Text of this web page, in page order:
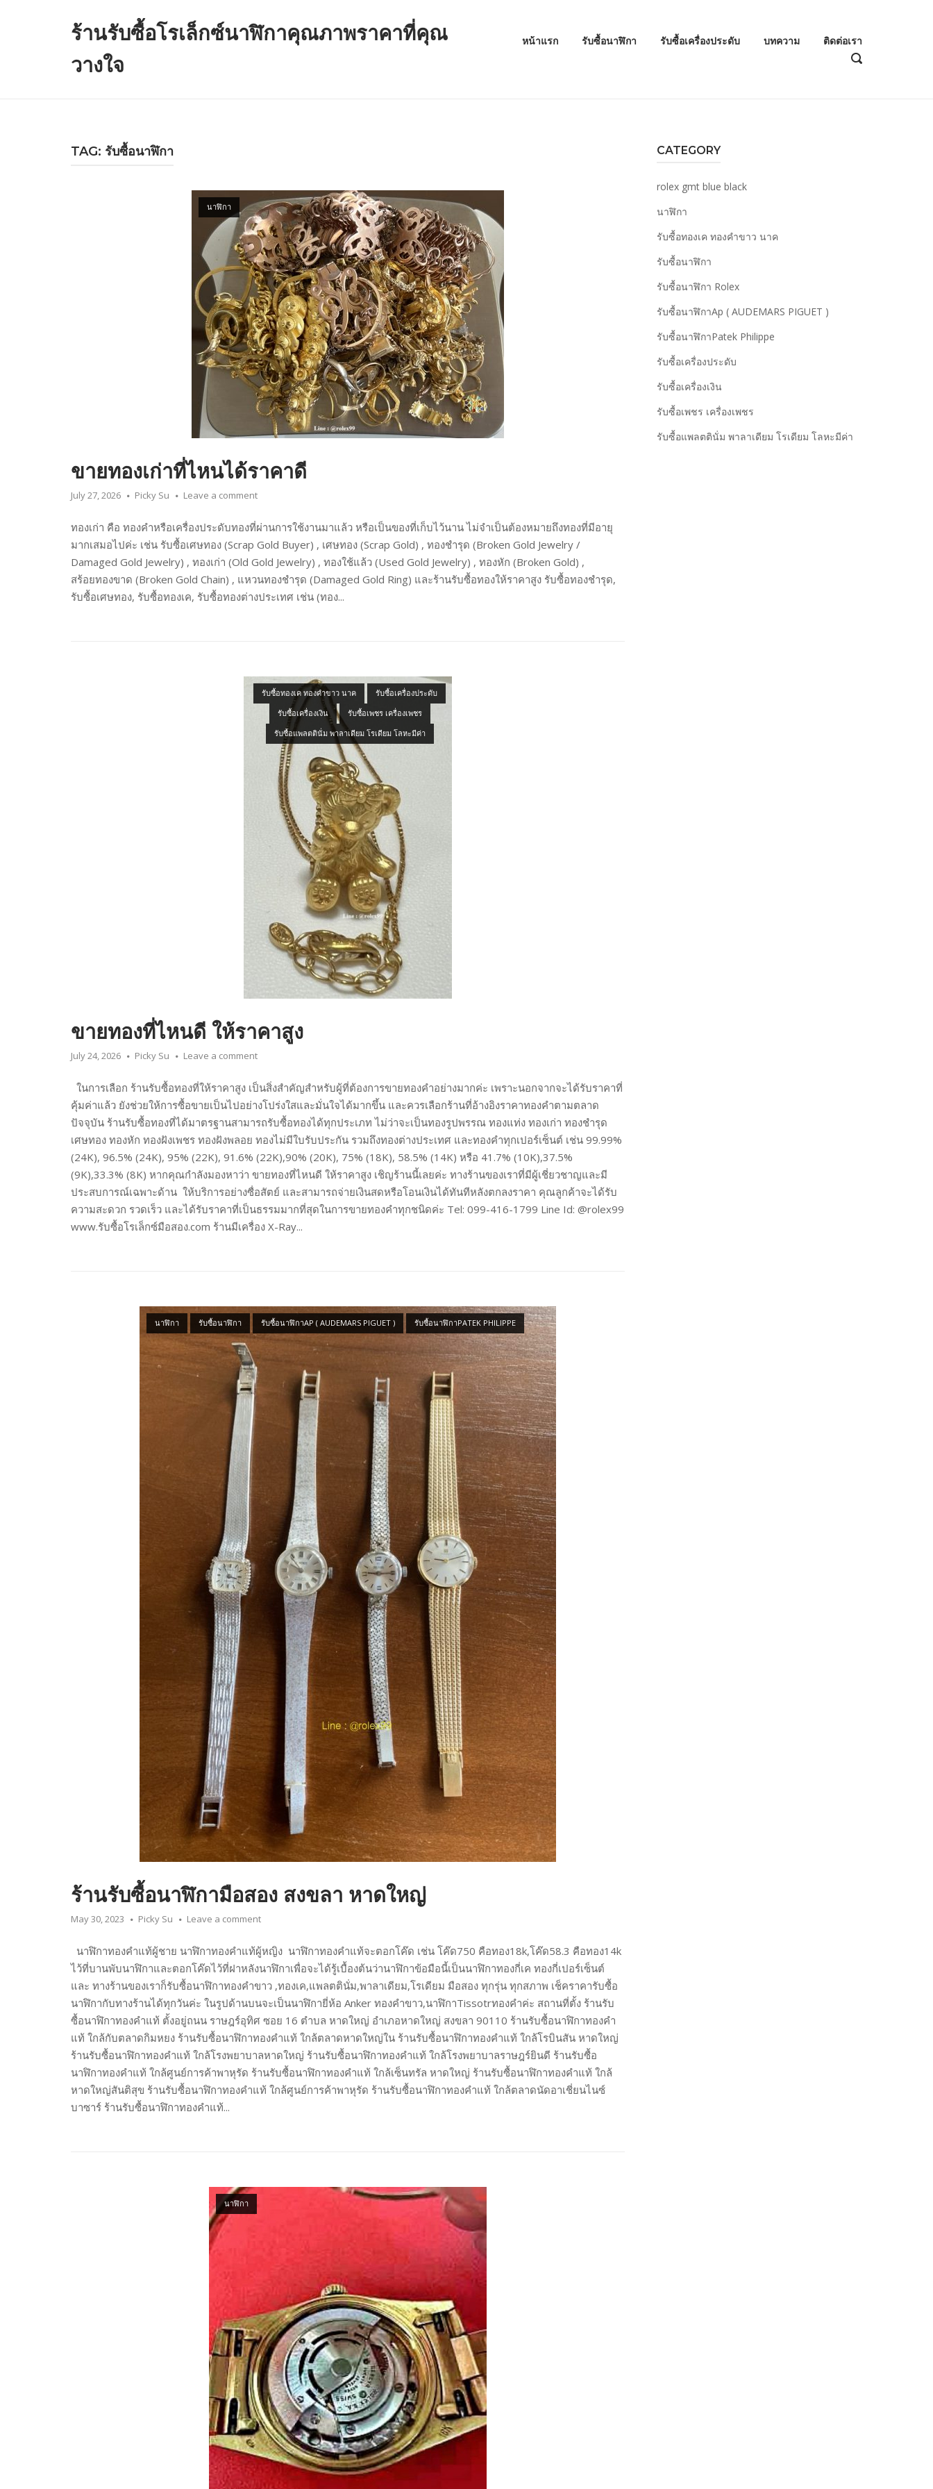
ร้านรับซื้อโรเล็กซ์นาฬิกาคุณภาพราคาที่คุณ
วางใจ
หน้าแรก รับซื้อนาฬิกา รับซื้อเครื่องประดับ บทความ ติดต่อเรา
OPEN
TAG: รับซื้อนาฬิกา
นาฬิกา
Open post
ขายทองเก่าที่ไหนได้ราคาดี
July 27, 2026 Picky Su Leave a comment
ทองเก่า คือ ทองคำหรือเครื่องประดับทองที่ผ่านการใช้งานมาแล้ว หรือเป็นของที่เก็บไว้นาน ไม่จำเป็นต้องหมายถึงทองที่มีอายุ
มากเสมอไปค่ะ เช่น รับซื้อเศษทอง (Scrap Gold Buyer) , เศษทอง (Scrap Gold) , ทองชำรุด (Broken Gold Jewelry /
Damaged Gold Jewelry) , ทองเก่า (Old Gold Jewelry) , ทองใช้แล้ว (Used Gold Jewelry) , ทองหัก (Broken Gold) ,
สร้อยทองขาด (Broken Gold Chain) , แหวนทองชำรุด (Damaged Gold Ring) และร้านรับซื้อทองให้ราคาสูง รับซื้อทองชำรุด,
รับซื้อเศษทอง, รับซื้อทองเค, รับซื้อทองต่างประเทศ เช่น (ทอง...
รับซื้อทองเค ทองคำขาว นาค
รับซื้อเครื่องประดับ
รับซื้อเครื่องเงิน
รับซื้อเพชร เครื่องเพชร
รับซื้อแพลตตินั่ม พาลาเดียม โรเดียม โลหะมีค่า
Open post
ขายทองที่ไหนดี ให้ราคาสูง
July 24, 2026 Picky Su Leave a comment
ในการเลือก ร้านรับซื้อทองที่ให้ราคาสูง เป็นสิ่งสำคัญสำหรับผู้ที่ต้องการขายทองคำอย่างมากค่ะ เพราะนอกจากจะได้รับราคาที่
คุ้มค่าแล้ว ยังช่วยให้การซื้อขายเป็นไปอย่างโปร่งใสและมั่นใจได้มากขึ้น และควรเลือกร้านที่อ้างอิงราคาทองคำตามตลาด
ปัจจุบัน ร้านรับซื้อทองที่ได้มาตรฐานสามารถรับซื้อทองได้ทุกประเภท ไม่ว่าจะเป็นทองรูปพรรณ ทองแท่ง ทองเก่า ทองชำรุด
เศษทอง ทองหัก ทองฝังเพชร ทองฝังพลอย ทองไม่มีใบรับประกัน รวมถึงทองต่างประเทศ และทองคำทุกเปอร์เซ็นต์ เช่น 99.99%
(24K), 96.5% (24K), 95% (22K), 91.6% (22K),90% (20K), 75% (18K), 58.5% (14K) หรือ 41.7% (10K),37.5%
(9K),33.3% (8K) หากคุณกำลังมองหาว่า ขายทองที่ไหนดี ให้ราคาสูง เชิญร้านนี้เลยค่ะ ทางร้านของเราที่มีผู้เชี่ยวชาญและมี
ประสบการณ์เฉพาะด้าน ให้บริการอย่างซื่อสัตย์ และสามารถจ่ายเงินสดหรือโอนเงินได้ทันทีหลังตกลงราคา คุณลูกค้าจะได้รับ
ความสะดวก รวดเร็ว และได้รับราคาที่เป็นธรรมมากที่สุดในการขายทองคำทุกชนิดค่ะ Tel: 099-416-1799 Line Id: @rolex99
www.รับซื้อโรเล็กซ์มือสอง.com ร้านมีเครื่อง X-Ray...
นาฬิกา รับซื้อนาฬิกา รับซื้อนาฬิกาAP ( AUDEMARS PIGUET ) รับซื้อนาฬิกาPATEK PHILIPPE
Open post
ร้านรับซื้อนาฬิกามือสอง สงขลา หาดใหญ่
May 30, 2023 Picky Su Leave a comment
นาฬิกาทองคำแท้ผู้ชาย นาฬิกาทองคำแท้ผู้หญิง นาฬิกาทองคำแท้จะตอกโค๊ด เช่น โค๊ด750 คือทอง18k,โค๊ด58.3 คือทอง14k
ไว้ที่บานพับนาฬิกาและตอกโค๊ดไว้ที่ฝาหลังนาฬิกาเพื่อจะได้รู้เบื้องต้นว่านาฬิกาข้อมือนี้เป็นนาฬิกาทองกี่เค ทองกี่เปอร์เซ็นต์
และ ทางร้านของเราก็รับซื้อนาฬิกาทองคำขาว ,ทองเค,แพลตตินั่ม,พาลาเดียม,โรเดียม มือสอง ทุกรุ่น ทุกสภาพ เช็คราคารับซื้อ
นาฬิกากับทางร้านได้ทุกวันค่ะ ในรูปด้านบนจะเป็นนาฬิกายี่ห้อ Anker ทองคำขาว,นาฬิกาTissotrทองคำค่ะ สถานที่ตั้ง ร้านรับ
ซื้อนาฬิกาทองคำแท้ ตั้งอยู่ถนน ราษฎร์อุทิศ ซอย 16 ตำบล หาดใหญ่ อำเภอหาดใหญ่ สงขลา 90110 ร้านรับซื้อนาฬิกาทองคำ
แท้ ใกล้กับตลาดกิมหยง ร้านรับซื้อนาฬิกาทองคำแท้ ใกล้ตลาดหาดใหญ่ใน ร้านรับซื้อนาฬิกาทองคำแท้ ใกล้โรบินสัน หาดใหญ่
ร้านรับซื้อนาฬิกาทองคำแท้ ใกล้โรงพยาบาลหาดใหญ่ ร้านรับซื้อนาฬิกาทองคำแท้ ใกล้โรงพยาบาลราษฎร์ยินดี ร้านรับซื้อ
นาฬิกาทองคำแท้ ใกล้ศูนย์การค้าพาหุรัด ร้านรับซื้อนาฬิกาทองคำแท้ ใกล้เซ็นทรัล หาดใหญ่ ร้านรับซื้อนาฬิกาทองคำแท้ ใกล้
หาดใหญ่สันติสุข ร้านรับซื้อนาฬิกาทองคำแท้ ใกล้ศูนย์การค้าพาหุรัด ร้านรับซื้อนาฬิกาทองคำแท้ ใกล้ตลาดนัดอาเชี่ยนไนซ์
บาซาร์ ร้านรับซื้อนาฬิกาทองคำแท้...
นาฬิกา
Open post
CATEGORY
rolex gmt blue black
นาฬิกา
รับซื้อทองเค ทองคำขาว นาค
รับซื้อนาฬิกา
รับซื้อนาฬิกา Rolex
รับซื้อนาฬิกาAp ( AUDEMARS PIGUET )
รับซื้อนาฬิกาPatek Philippe
รับซื้อเครื่องประดับ
รับซื้อเครื่องเงิน
รับซื้อเพชร เครื่องเพชร
รับซื้อแพลตตินั่ม พาลาเดียม โรเดียม โลหะมีค่า